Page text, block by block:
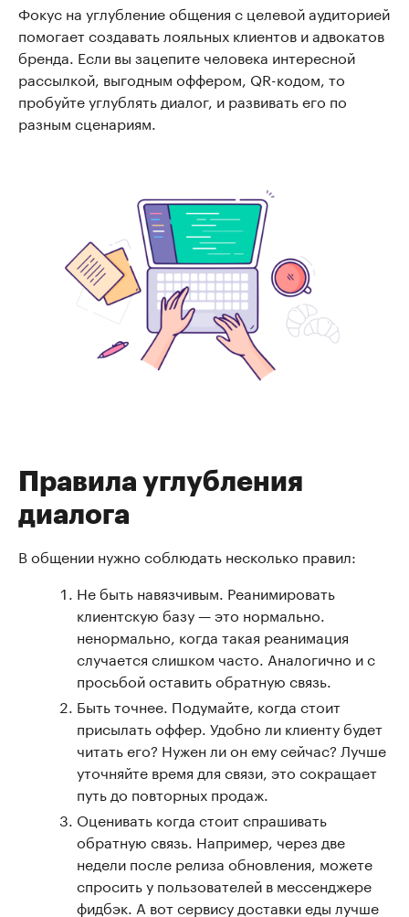
Фокус на углубление общения с целевой аудиторией
помогает создавать лояльных клиентов и адвокатов
бренда. Если вы зацепите человека интересной
рассылкой, выгодным оффером, QR-кодом, то
пробуйте углублять диалог, и развивать его по
разным сценариям.
Правила углубления
диалога
В общении нужно соблюдать несколько правил:
Не быть навязчивым. Реанимировать
клиентскую базу — это нормально.
ненормально, когда такая реанимация
случается слишком часто. Аналогично и с
просьбой оставить обратную связь.
Быть точнее. Подумайте, когда стоит
присылать оффер. Удобно ли клиенту будет
читать его? Нужен ли он ему сейчас? Лучше
уточняйте время для связи, это сокращает
путь до повторных продаж.
Оценивать когда стоит спрашивать
обратную связь. Например, через две
недели после релиза обновления, можете
спросить у пользователей в мессенджере
фидбэк. А вот сервису доставки еды лучше